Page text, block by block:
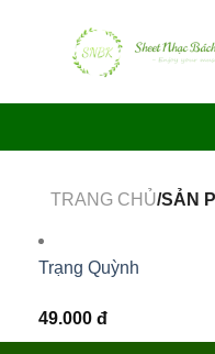
TRANG CHỦ/SẢN
Trạng Quỳnh
49.000 đ